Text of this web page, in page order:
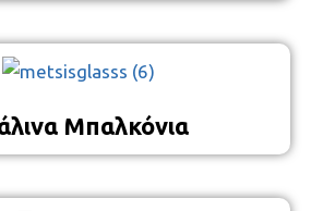
Μπαλκόνια